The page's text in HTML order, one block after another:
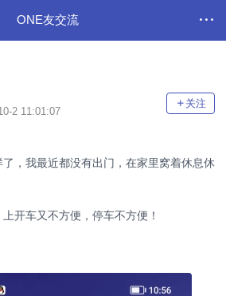
ONE友交流
2 11:01:07
关注
，我最近都没有出门，在家里窝着休息休
开车又不方便，停车不方便！